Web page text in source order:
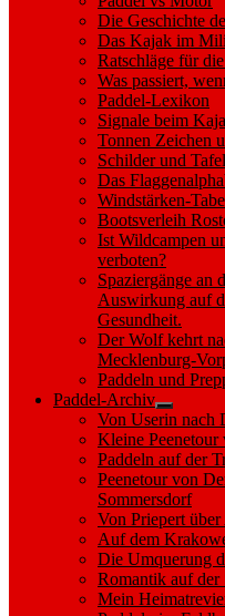
Die Geschichte
Das Kajak im
Ratschläge für
Was passiert,
Paddel-Lexikon
Signale beim
Tonnen Zeichen
Schilder und
Das
Windstärken-
Bootsverleih
Ist Wildcampen
verboten?
Spaziergänge an
Auswirkung auf
Gesundheit.
Der Wolf kehrt
Mecklenburg-
Paddeln und
Paddel-Archiv
Show
sub
menu
Von Userin nach
Kleine Peenetour
Paddeln auf der
Peenetour von
Sommersdorf
Von Priepert
Auf dem
Die Umquerung
Romantik auf der
Mein